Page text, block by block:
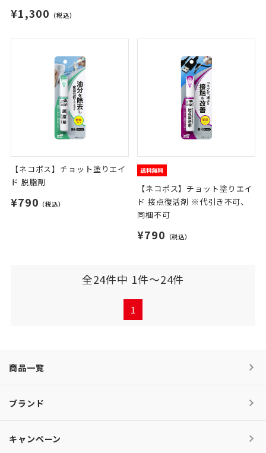
¥1,300 （税込）
【ネコポス】チョット塗りエイ
ド 脱脂剤
¥790 （税込）
【ネコポス】チョット塗りエイ
ド 接点復活剤 ※代引き不可、
同梱不可
¥790 （税込）
全24件中 1件～24件
1
商品一覧
ブランド
キャンペーン